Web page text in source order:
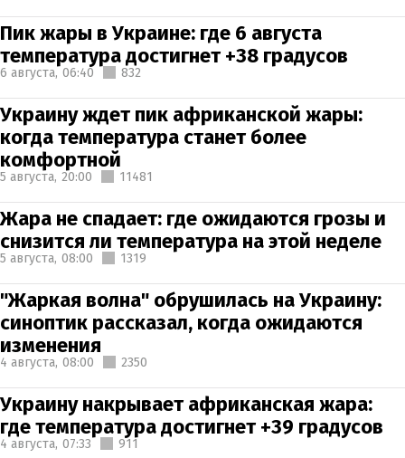
Пик жары в Украине: где 6 августа
температура достигнет +38 градусов
6 августа, 06:40 832
Украину ждет пик африканской жары:
когда температура станет более
комфортной
5 августа, 20:00 11481
Жара не спадает: где ожидаются грозы и
снизится ли температура на этой неделе
5 августа, 08:00 1319
"Жаркая волна" обрушилась на Украину:
синоптик рассказал, когда ожидаются
изменения
4 августа, 08:00 2350
Украину накрывает африканская жара:
где температура достигнет +39 градусов
4 августа, 07:33 911